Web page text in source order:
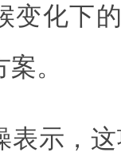
变化下
。
表示，